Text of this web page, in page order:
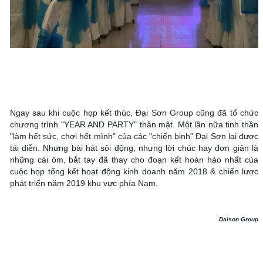
Ngay sau khi cuộc họp kết thúc, Đại Sơn Group cũng đã tổ chức
chương trình "YEAR AND PARTY" thân mật. Một lần nữa tinh thần
"làm hết sức, chơi hết mình" của các "chiến binh" Đại Sơn lại được
tái diễn. Nhưng bài hát sôi động, nhưng lời chúc hay đơn giản là
những cái ôm, bắt tay đã thay cho đoạn kết hoàn hảo nhất của
cuộc họp tổng kết hoạt động kinh doanh năm 2018 & chiến lược
phát triển năm 2019 khu vực phía Nam.
Daison Group